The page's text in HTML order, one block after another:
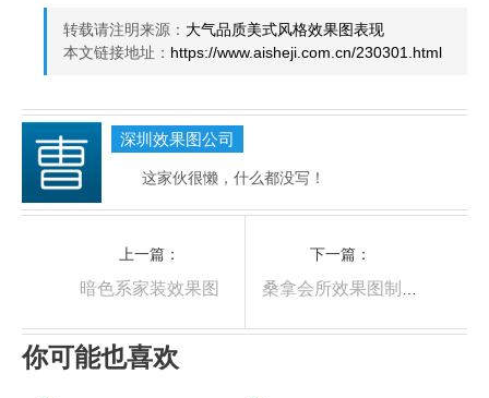
转载请注明来源： 大气品质美式风格效果图表现
本文链接地址： https://www.aisheji.com.cn/230301.html
深圳效果图公司
这家伙很懒，什么都没写！
上一篇：
暗色系家装效果图
下一篇：
你可能也喜欢